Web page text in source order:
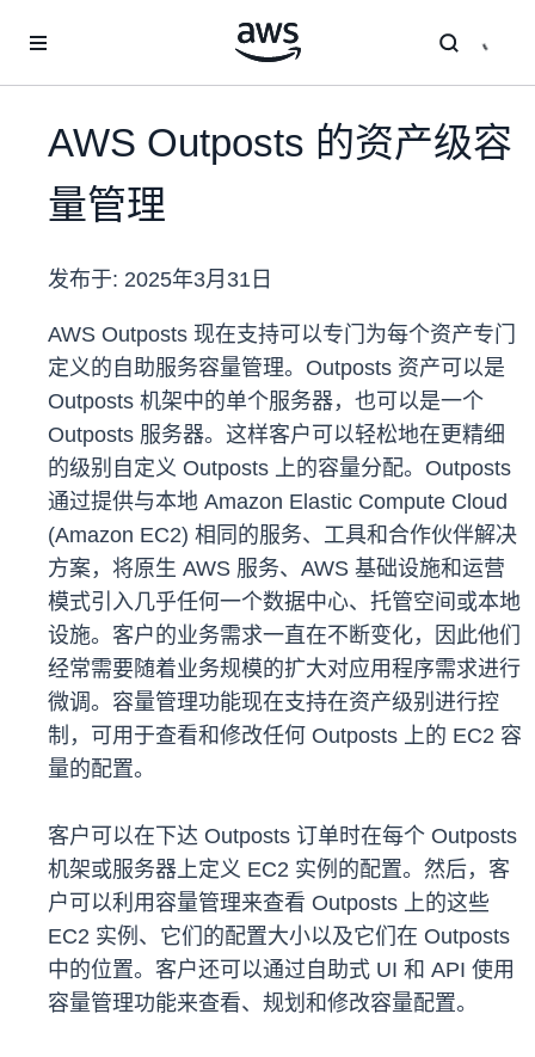
AWS Outposts 的资产级容
量管理
发布于: 2025年3月31日
AWS Outposts 现在支持可以专门为每个资产专门
定义的自助服务容量管理。Outposts 资产可以是
Outposts 机架中的单个服务器，也可以是一个
Outposts 服务器。这样客户可以轻松地在更精细
的级别自定义 Outposts 上的容量分配。Outposts
通过提供与本地 Amazon Elastic Compute Cloud
(Amazon EC2) 相同的服务、工具和合作伙伴解决
方案，将原生 AWS 服务、AWS 基础设施和运营
模式引入几乎任何一个数据中心、托管空间或本地
设施。客户的业务需求一直在不断变化，因此他们
经常需要随着业务规模的扩大对应用程序需求进行
微调。容量管理功能现在支持在资产级别进行控
制，可用于查看和修改任何 Outposts 上的 EC2 容
量的配置。
客户可以在下达 Outposts 订单时在每个 Outposts
机架或服务器上定义 EC2 实例的配置。然后，客
户可以利用容量管理来查看 Outposts 上的这些
EC2 实例、它们的配置大小以及它们在 Outposts
中的位置。客户还可以通过自助式 UI 和 API 使用
容量管理功能来查看、规划和修改容量配置。